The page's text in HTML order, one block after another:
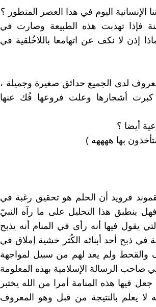
الإنسانية اليوم في هذا العصر المتطور ؟
فإذا تهذبت هذه الطبيعة وصارت في
إذن لا نكف عن اتهامعا باللاخُلقية في
لدى الجميع حدائق صغيرة وجميلة ،
أشجارها وعلت فروعها فُك عنها
أيضا ؟
بها ههههه )
فرويد أن الحلم هو تحقيق رغبة في
ينطبق هذا التحليل على ما رآه النبيّ
يقول فيها أنه رأى في المنام أنه يذبح
في ذبح أحد أبنائه الكُثر خشية إملاق في
والقحط ولم يعد لهم من سبيل لمواجهة
صاحب الرسالة الإسلامية بهذه المعلومة
فيها هذه المنامة أمرا من الله يختبر
لا يعلم بالنتيجة من قبل وهو المعروف